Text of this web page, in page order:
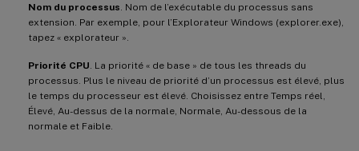
Nom du processus . Nom de l’exécutable du processus sans
extension. Par exemple, pour l’Explorateur Windows (explorer.exe),
tapez « explorateur ».
Priorité CPU . La priorité « de base » de tous les threads du
processus. Plus le niveau de priorité d’un processus est élevé, plus
le temps du processeur est élevé. Choisissez entre Temps réel,
Élevé, Au-dessus de la normale, Normale, Au-dessous de la
normale et Faible.